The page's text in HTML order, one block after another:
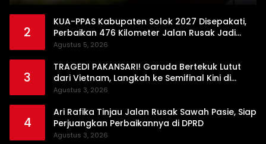
2
KUA-PPAS Kabupaten Solok 2027 Disepakati,
Perbaikan 476 Kilometer Jalan Rusak Jadi
Prioritas
Agustus 5, 2026
3
TRAGEDI PAKANSARI! Garuda Bertekuk Lutut
dari Vietnam, Langkah ke Semifinal Kini di
Ujung Tanduk
Agustus 3, 2026
4
Ari Rafika Tinjau Jalan Rusak Sawah Pasie, Siap
Perjuangkan Perbaikannya di DPRD
Agustus 3, 2026